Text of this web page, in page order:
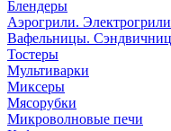
Блендеры
Аэрогрили.
Вафельницы.
Тостеры
Мультиварки
Миксеры
Мясорубки
Микроволновые печи